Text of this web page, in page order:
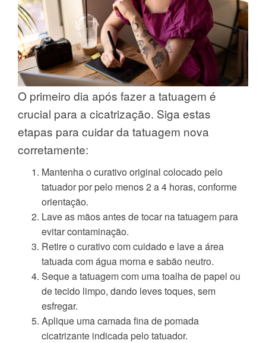
O primeiro dia após fazer a tatuagem é
crucial para a cicatrização. Siga estas
etapas para cuidar da tatuagem nova
corretamente:
Mantenha o curativo original colocado pelo
tatuador por pelo menos 2 a 4 horas, conforme
orientação.
Lave as mãos antes de tocar na tatuagem para
evitar contaminação.
Retire o curativo com cuidado e lave a área
tatuada com água morna e sabão neutro.
Seque a tatuagem com uma toalha de papel ou
de tecido limpo, dando leves toques, sem
esfregar.
Aplique uma camada fina de pomada
cicatrizante indicada pelo tatuador.